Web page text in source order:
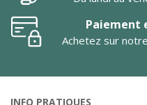
Paiement
Achetez sur
INFO PRATIQUES